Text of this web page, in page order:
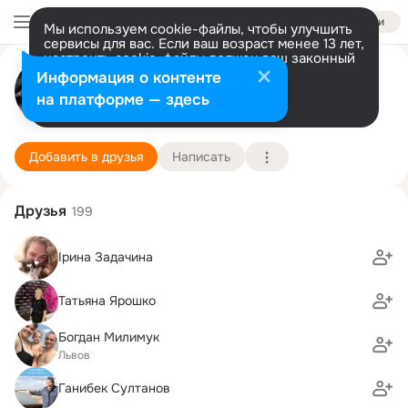
Войти
Мы используем cookie-файлы, чтобы улучшить
сервисы для вас. Если ваш возраст менее 13 лет,
настроить cookie-файлы должен ваш законный
представитель. Больше информации
Разрешить все Настроить
Ирина Томчук (Тимашева)
Днепропетровск-Ковель
49 школа
Подробнее
Добавить в друзья Написать
Друзья 199
Ірина Задачина
Татьяна Ярошко
Богдан Милимук
Львов
Ганибек Султанов
Информация о контенте
на платформе — здесь